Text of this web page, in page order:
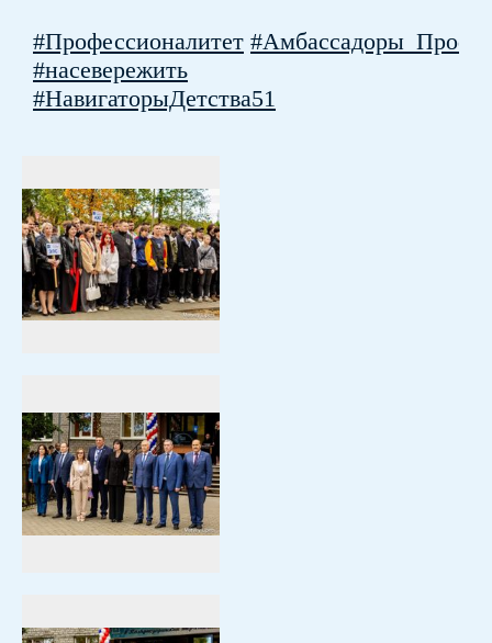
#Профессионалитет
#насевережить
#НавигаторыДетства51